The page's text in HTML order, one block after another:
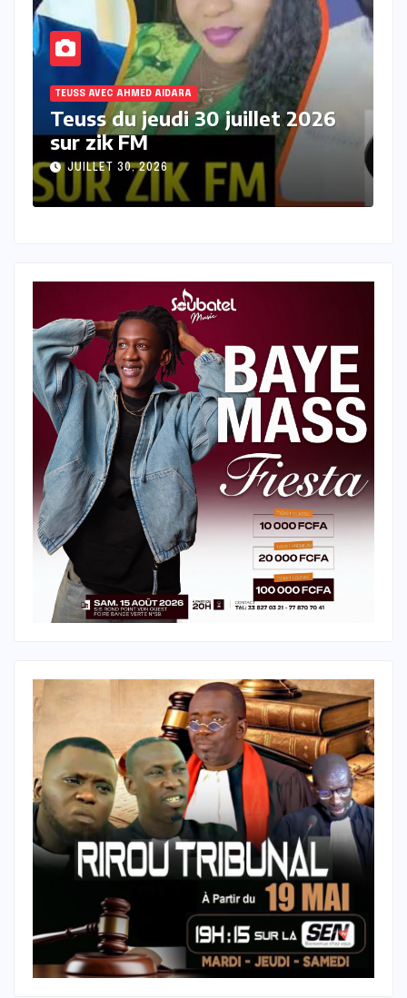
TEUSS AVEC AHMED AIDARA
Teuss du mercredi 29 juillet
2026 sur Zik FM
JUILLET 29, 2026